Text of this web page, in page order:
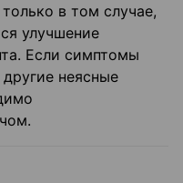
в том случае,
улучшение
Если симптомы
неясные